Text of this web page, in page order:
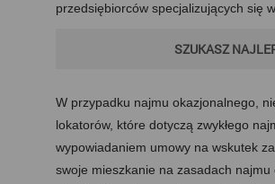
przedsiębiorców specjalizujących się
SZUKASZ
W przypadku najmu okazjonalnego,
lokatorów, które dotyczą zwykłego
wypowiadaniem umowy na wskutek
swoje mieszkanie na zasadach